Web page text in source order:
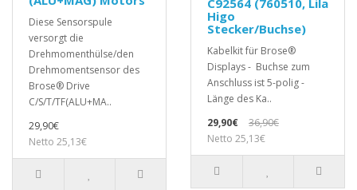
Diese Sensorspule
versorgt die
Drehmomenthülse/den
Drehmomentsensor des
Brose® Drive
C/S/T/TF(ALU+MA..
29,90€
Netto 25,13€
C92564 (760510, Lila
Higo
Stecker/Buchse)
Kabelkit für Brose®
Displays - Buchse zum
Anschluss ist 5-polig -
Länge des Ka..
29,90€
36,90€
Netto 25,13€